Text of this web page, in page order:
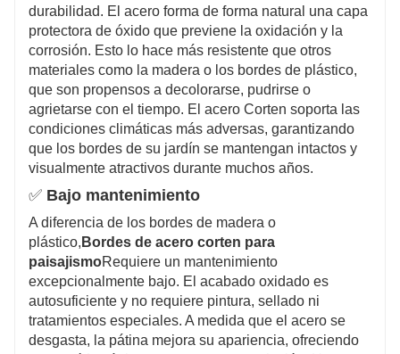
durabilidad. El acero forma de forma natural una capa
protectora de óxido que previene la oxidación y la
corrosión. Esto lo hace más resistente que otros
materiales como la madera o los bordes de plástico,
que son propensos a decolorarse, pudrirse o
agrietarse con el tiempo. El acero Corten soporta las
condiciones climáticas más adversas, garantizando
que los bordes de su jardín se mantengan intactos y
visualmente atractivos durante muchos años.
✅ Bajo mantenimiento
A diferencia de los bordes de madera o
plástico, Bordes de acero corten para
paisajismoRequiere un mantenimiento
excepcionalmente bajo. El acabado oxidado es
autosuficiente y no requiere pintura, sellado ni
tratamientos especiales. A medida que el acero se
desgasta, la pátina mejora su apariencia, ofreciendo